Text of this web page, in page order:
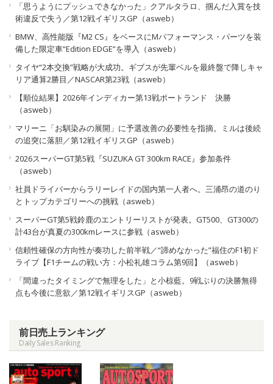
「思うようにプッシュできなかった」クアルタラロ、掴んだ入賞を技
術違反で失う／第12戦イギリスGP（asweb）
BMW、高性能版『M2 CS』をベースにMパフォーマンス・パーツを装
備した限定車“Edition EDGE”を導入（asweb）
タイヤ“2本交換”戦略が大成功。ギブスが先輩ベルを最終盤で降しキャ
リア通算2勝目／NASCAR第23戦（asweb）
【順位結果】2026年インディカー第13戦ポートランド 決勝
（asweb）
マリーニ「お馴染みの展開」に予選改善の必要性を指摘。ミルは後続
の追突に落胆／第12戦イギリスGP（asweb）
2026スーパーGT第5戦『SUZUKA GT 300km RACE』参加条件
（asweb）
社員ドライバーからラリーレイドの国内第一人者へ。三浦昂の道のり
とトップカテゴリーへの挑戦（asweb）
スーパーGT第5戦鈴鹿のエントリーリストが発表。GT500、GT300の
計43台が真夏の300kmレースに参戦（asweb）
信頼性確保の方向性が奏功した前半戦／“諦めなかった”福住のF1初ド
ライブ【F1チームの戦い方：小松礼雄コラム第9回】（asweb）
「間違ったタイミングで無理をした」と小椋藍。9戦ぶりの決勝無得
点も今後に意欲／第12戦イギリスGP（asweb）
前日売上ランキング
Daily Sales Ranking